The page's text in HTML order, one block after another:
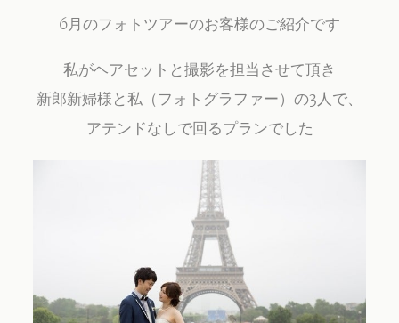
About
FAQ
Contact
6月のフォトツアーのお客様のご紹介です
私がヘアセットと撮影を担当させて頂き
新郎新婦様と私（フォトグラファー）の3人で、
アテンドなしで回るプランでした